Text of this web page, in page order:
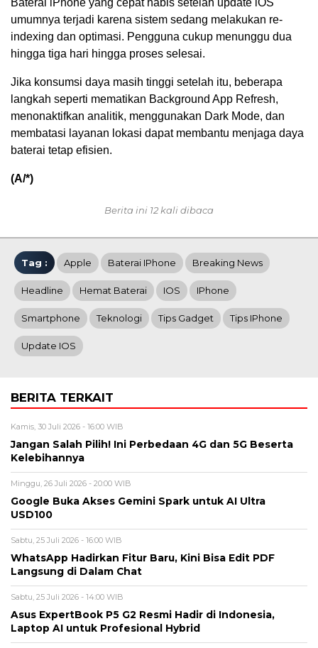
Baterai iPhone yang cepat habis setelah update iOS
umumnya terjadi karena sistem sedang melakukan re-
indexing dan optimasi. Pengguna cukup menunggu dua
hingga tiga hari hingga proses selesai.
Jika konsumsi daya masih tinggi setelah itu, beberapa
langkah seperti mematikan Background App Refresh,
menonaktifkan analitik, menggunakan Dark Mode, dan
membatasi layanan lokasi dapat membantu menjaga daya
baterai tetap efisien.
(A/*)
Berita ini 12 kali dibaca
Tag : Apple Baterai IPhone Breaking News
Headline Hemat Baterai IOS IPhone
Smartphone Teknologi Tips Gadget Tips IPhone
Update IOS
BERITA TERKAIT
Kamis, 30 Juli 2026 - 16:00 WIB
Jangan Salah Pilih! Ini Perbedaan 4G dan 5G Beserta
Kelebihannya
Minggu, 26 Juli 2026 - 20:00 WIB
Google Buka Akses Gemini Spark untuk AI Ultra
USD100
Sabtu, 25 Juli 2026 - 16:00 WIB
WhatsApp Hadirkan Fitur Baru, Kini Bisa Edit PDF
Langsung di Dalam Chat
Sabtu, 25 Juli 2026 - 14:00 WIB
Asus ExpertBook P5 G2 Resmi Hadir di Indonesia,
Laptop AI untuk Profesional Hybrid